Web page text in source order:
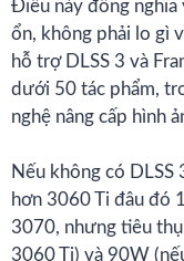
Điều này đồng nghĩa
ổn, không phải lo gì
hỗ trợ DLSS 3 và
dưới 50 tác phẩm,
nghệ nâng cấp hình
Nếu không có DLSS
hơn 3060 Ti đâu đó
3070, nhưng tiêu
3060 Ti) và 90W